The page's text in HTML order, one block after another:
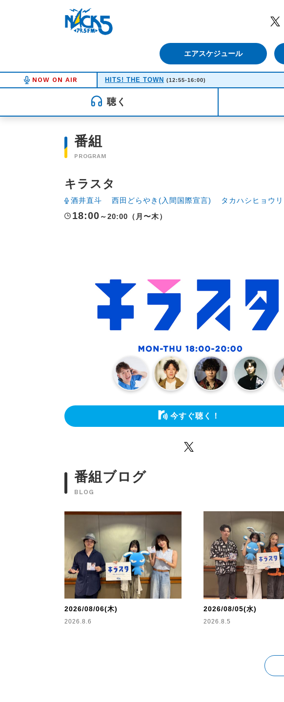
エアスケジュール
NOW ON AIR HITS! THE TOWN (12:55-16:00)
聴く
番組
PROGRAM
キラスタ
酒井直斗 西田どらやき(入間国際宣言) タカハシヒョウリ
18:00 ～20:00（月〜木）
今すぐ聴く！
番組ブログ
BLOG
2026/08/06(木)
2026.8.6
2026/08/05(水)
2026.8.5